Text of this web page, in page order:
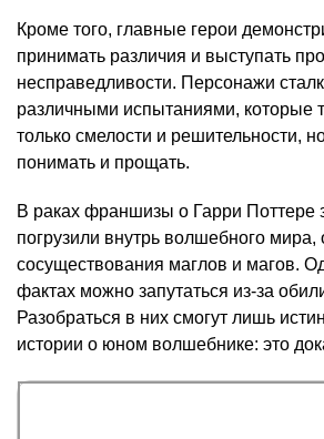
Кроме того, главные герои
принимать различия и выступать
несправедливости. Персонажи
различными испытаниями, которые
только смелости и решительности,
понимать и прощать.
В раках франшизы о Гарри Поттере
погрузили внутрь волшебного
сосуществования маглов и магов.
фактах можно запутаться из-за
Разобраться в них смогут лишь
истории о юном волшебнике: это